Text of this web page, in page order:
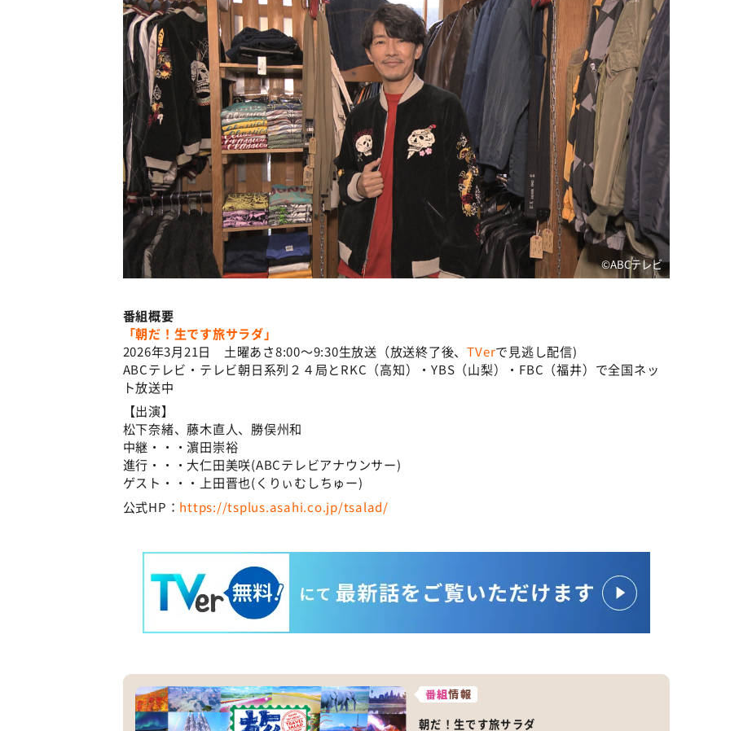
©ABCテレビ
番組概要
「朝だ！生です旅サラダ」
2026年3月21日 土曜あさ8:00～9:30生放送（放送終了後、TVerで見逃し配信)
ABCテレビ・テレビ朝日系列２４局とRKC（高知）・YBS（山梨）・FBC（福井）で全国ネッ
ト放送中
【出演】
松下奈緒、藤木直人、勝俣州和
中継・・・濵田崇裕
進行・・・大仁田美咲(ABCテレビアナウンサー)
ゲスト・・・上田晋也(くりぃむしちゅー)
公式HP： https://tsplus.asahi.co.jp/tsalad/
番組情報
朝だ！生です旅サラダ